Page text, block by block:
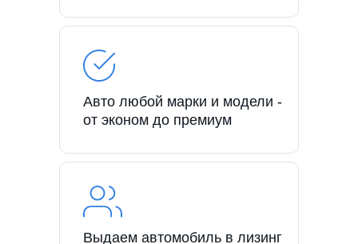
Авто любой марки и модели -
от эконом до премиум
Выдаем автомобиль в лизинг